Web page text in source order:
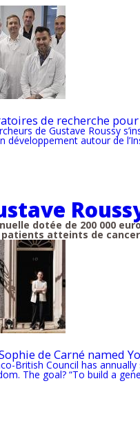
de recherche
de Gustave Roussy
développement autour de
dotée de 200 000
patients atteints de
de Carné named
British Council has
The goal? “To build a